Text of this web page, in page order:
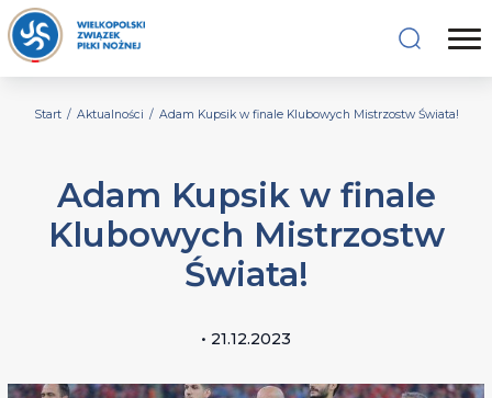
Start / Aktualności / Adam Kupsik w finale Klubowych Mistrzostw Świata!
Adam Kupsik w finale
Klubowych Mistrzostw
Świata!
• 21.12.2023